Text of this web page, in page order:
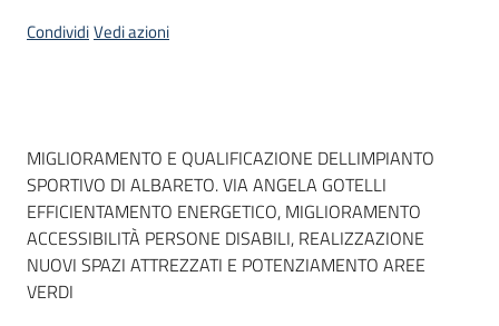
site
Seguici
su
CondividiVedi azioni
Dati del bando
MIGLIORAMENTO E QUALIFICAZIONE DELLIMPIANTO
SPORTIVO DI ALBARETO. VIA ANGELA GOTELLI
EFFICIENTAMENTO ENERGETICO, MIGLIORAMENTO
ACCESSIBILITÀ PERSONE DISABILI, REALIZZAZIONE
NUOVI SPAZI ATTREZZATI E POTENZIAMENTO AREE
VERDI